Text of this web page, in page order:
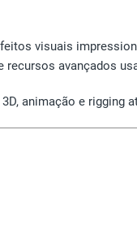
visuais
avançados
animação e rigging